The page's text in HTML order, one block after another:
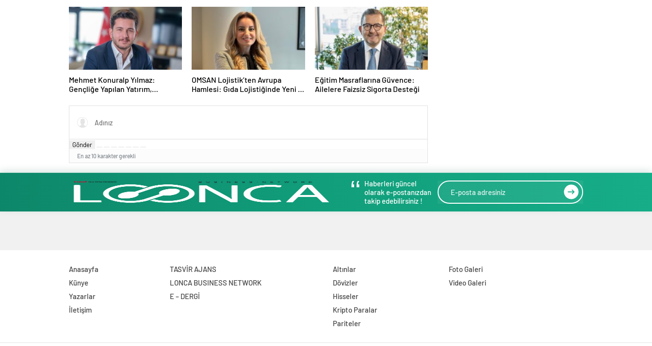
Yatırıldı
Mehmet Konuralp Yılmaz:
Gençliğe Yapılan Yatırım,
OMSAN Lojistik’ten Avrupa
Hamlesi: Gıda Lojistiğinde Yeni İş
Eğitim Masraflarına Güvence:
Ailelere Faizsiz Sigorta Desteği
Gönder
En az 10 karakter gerekli
Haberleri güncel
olarak e-postanızdan
takip edebilirsiniz !
Anasayfa
Künye
Yazarlar
İletişim
TASVİR AJANS
LONCA BUSINESS NETWORK
E – DERGİ
Altınlar
Dövizler
Hisseler
Kripto Paralar
Pariteler
Foto Galeri
Video Galeri